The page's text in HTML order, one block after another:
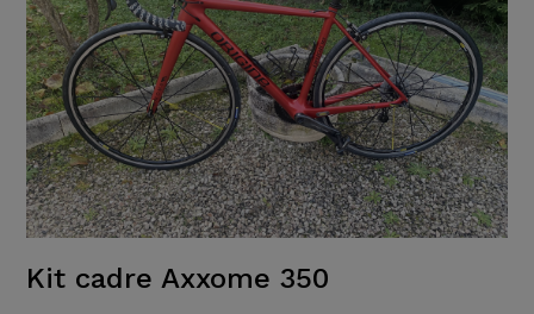
Kit cadre Axxome 350